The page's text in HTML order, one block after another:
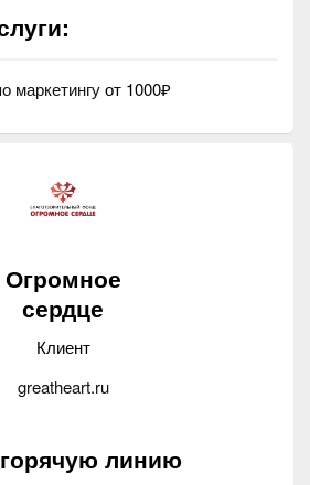
маркетингуот 1000₽
Огромное
сердце
Клиент
greatheart.ru
линию